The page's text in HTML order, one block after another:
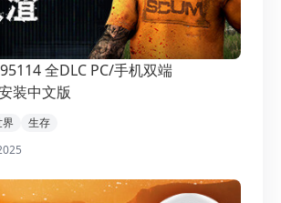
全DLC PC/手机双端
装中文版
界
生存